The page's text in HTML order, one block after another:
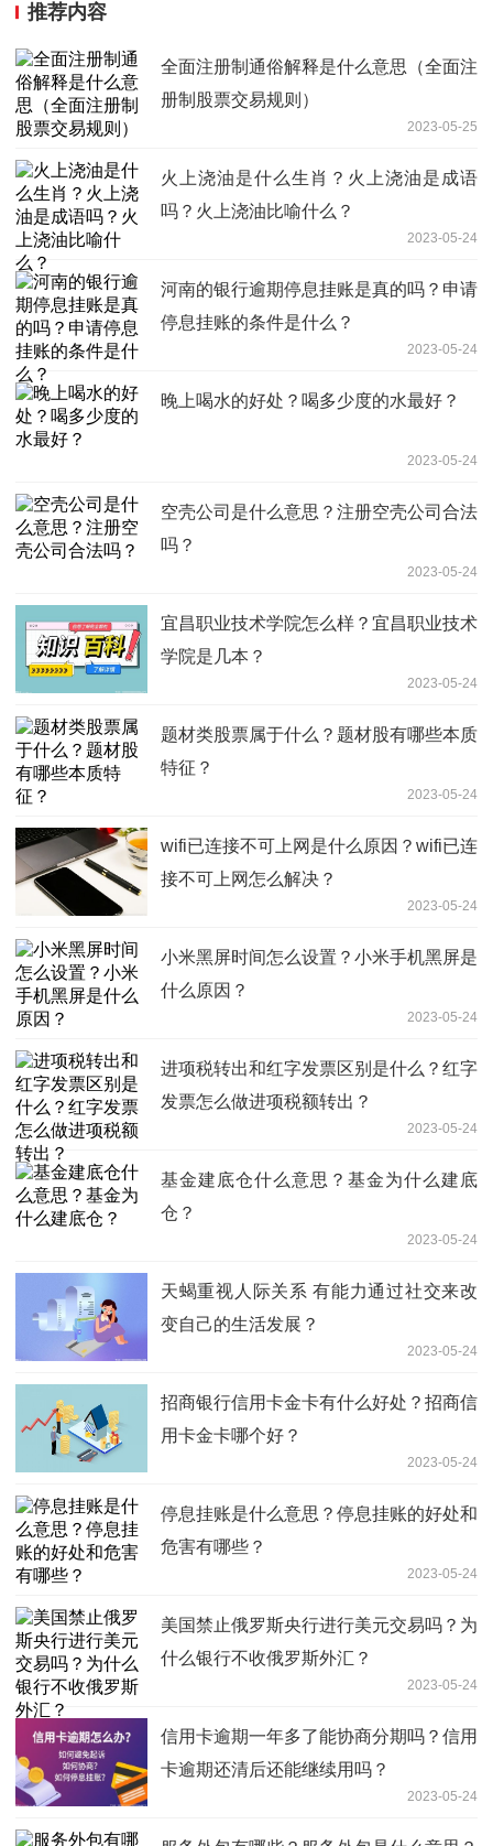
推荐内容
全面注册制通俗解释是什么意思（全面注
册制股票交易规则）
2023-05-25
火上浇油是什么生肖？火上浇油是成语
吗？火上浇油比喻什么？
2023-05-24
河南的银行逾期停息挂账是真的吗？申请
停息挂账的条件是什么？
2023-05-24
晚上喝水的好处？喝多少度的水最好？
2023-05-24
空壳公司是什么意思？注册空壳公司合法
吗？
2023-05-24
宜昌职业技术学院怎么样？宜昌职业技术
学院是几本？
2023-05-24
题材类股票属于什么？题材股有哪些本质
特征？
2023-05-24
wifi已连接不可上网是什么原因？wifi已连
接不可上网怎么解决？
2023-05-24
小米黑屏时间怎么设置？小米手机黑屏是
什么原因？
2023-05-24
进项税转出和红字发票区别是什么？红字
发票怎么做进项税额转出？
2023-05-24
基金建底仓什么意思？基金为什么建底
仓？
2023-05-24
天蝎重视人际关系 有能力通过社交来改
变自己的生活发展？
2023-05-24
招商银行信用卡金卡有什么好处？招商信
用卡金卡哪个好？
2023-05-24
停息挂账是什么意思？停息挂账的好处和
危害有哪些？
2023-05-24
美国禁止俄罗斯央行进行美元交易吗？为
什么银行不收俄罗斯外汇？
2023-05-24
信用卡逾期一年多了能协商分期吗？信用
卡逾期还清后还能继续用吗？
2023-05-24